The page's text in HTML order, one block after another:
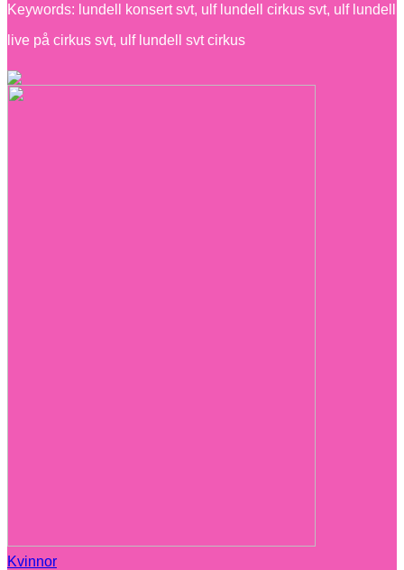
Keywords: lundell konsert svt, ulf lundell cirkus svt, ulf lundell
live på cirkus svt, ulf lundell svt cirkus
Kvinnor